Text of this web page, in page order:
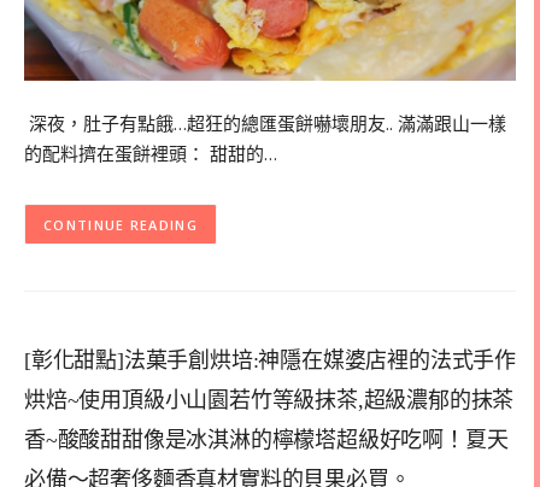
深夜，肚子有點餓…超狂的總匯蛋餅嚇壞朋友.. 滿滿跟山一樣
的配料擠在蛋餅裡頭： 甜甜的…
CONTINUE READING
[彰化甜點]法菓手創烘培:神隱在媒婆店裡的法式手作
烘焙~使用頂級小山園若竹等級抹茶,超級濃郁的抹茶
香~酸酸甜甜像是冰淇淋的檸檬塔超級好吃啊！夏天
必備～超奢侈麵香真材實料的貝果必買。